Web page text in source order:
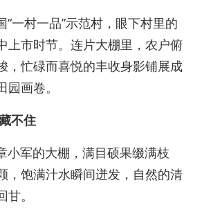
“一村一品”示范村，眼下村里的
上市时节。连片大棚里，农户俯
，忙碌而喜悦的丰收身影铺展成
画卷。
不住
小军的大棚，满目硕果缀满枝
，饱满汁水瞬间迸发，自然的清
。